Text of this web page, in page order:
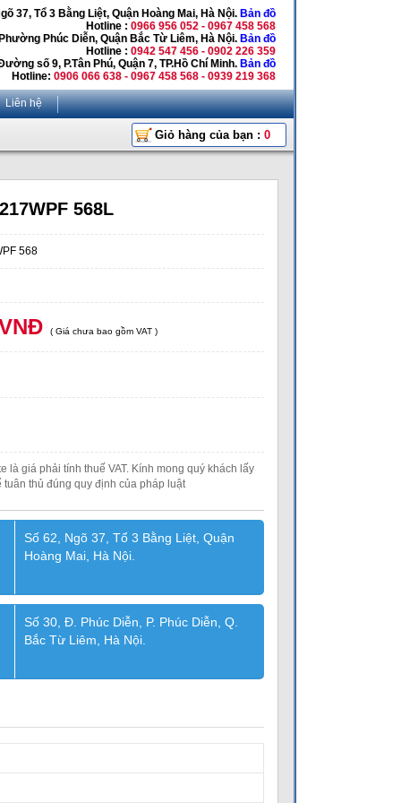
37, Tổ 3 Bằng Liệt, Quận Hoàng Mai, Hà Nội. Bản đồ
Hotline : 0966 956 052 - 0967 458 568
Phúc Diễn, Quận Bắc Từ Liêm, Hà Nội. Bản đồ
Hotline : 0942 547 456 - 0902 226 359
số 9, P.Tân Phú, Quận 7, TP.Hồ Chí Minh. Bản đồ
Hotline: 0906 066 638 - 0967 458 568 - 0939 219 368
Liên hệ
Giỏ hàng của bạn : 0
568L
568
( Giá chưa bao gồm VAT )
là giá phải tính thuế VAT. Kính mong quý khách lấy
thủ đúng quy định của pháp luật
Số 62, Ngõ 37, Tổ 3 Bằng Liệt, Quận
Hoàng Mai, Hà Nội.
Số 30, Đ. Phúc Diễn, P. Phúc Diễn, Q.
Bắc Từ Liêm, Hà Nội.